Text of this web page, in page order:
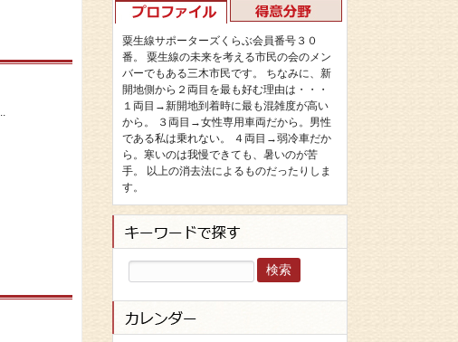
粟生線サポーターズくらぶ会員番号３０
番。 粟生線の未来を考える市民の会のメン
バーでもある三木市民です。 ちなみに、新
開地側から２両目を最も好む理由は・・・
１両目→新開地到着時に最も混雑度が高い
から。 ３両目→女性専用車両だから。男性
である私は乗れない。 ４両目→弱冷車だか
ら。寒いのは我慢できても、暑いのが苦
手。 以上の消去法によるものだったりしま
す。
検
索: